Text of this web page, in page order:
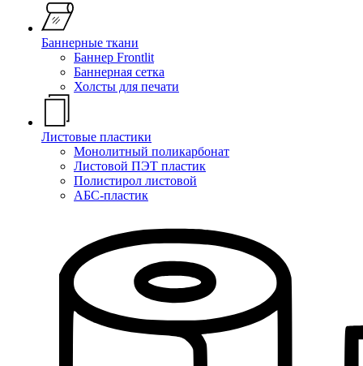
Баннерные ткани
Баннер Frontlit
Баннерная сетка
Холсты для печати
Листовые пластики
Монолитный поликарбонат
Листовой ПЭТ пластик
Полистирол листовой
АБС-пластик